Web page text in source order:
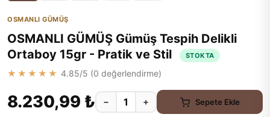
OSMANLI GÜMÜŞ
OSMANLI GÜMÜŞ Gümüş Tespih Delikli
Ortaboy 15gr - Pratik ve Stil
STOKTA
★★★★★ 4.85/5 (0 değerlendirme)
8.230,99 ₺ − + Sepete Ekle